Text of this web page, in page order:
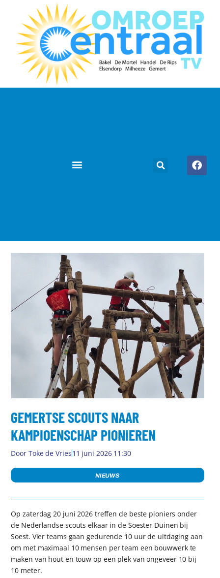
GEMERTSE SCOUTS NAAR
KAMPIOENSCHAP PIONIEREN
Door Toke de Vries11 juni 2026 11:30
NIEUWS
Op zaterdag 20 juni 2026 treffen de beste pioniers onder
de Nederlandse scouts elkaar in de Soester Duinen bij
Soest. Vier teams gaan gedurende 10 uur de uitdaging aan
om met maximaal 10 mensen per team een bouwwerk te
maken van hout en touw op een plek van ongeveer 10 bij
10 meter.